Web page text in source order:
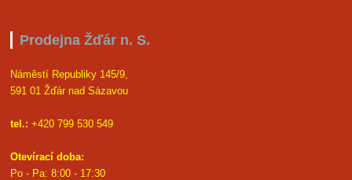
Prodejna Žďár n. S.
Náměstí Republiky 145/9,
591 01 Žďár nad Sázavou
tel.: +420 799 530 549
Otevírací doba:
Po - Pa: 8:00 - 17:30